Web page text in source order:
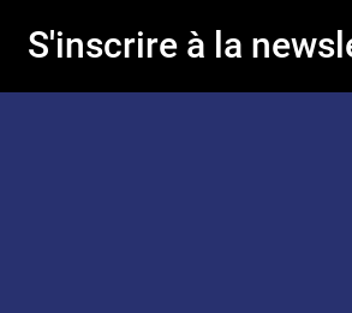
S'inscrire à la